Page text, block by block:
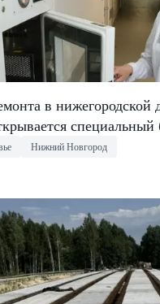
в нижегородской
специальный
Нижний Новгород